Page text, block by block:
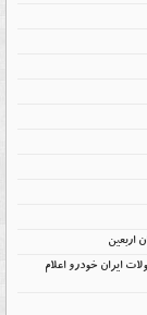
اربعین
ایران خودرو اعلام